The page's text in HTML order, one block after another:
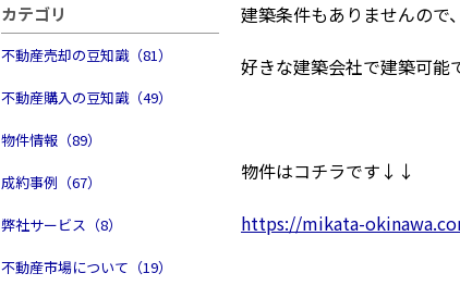
カテゴリ
不動産売却の豆知識（81）
不動産購入の豆知識（49）
物件情報（89）
成約事例（67）
弊社サービス（8）
不動産市場について（19）
建築条件もありませんので、
好きな建築会社で建築可能
物件はコチラです↓↓
https://mikata-